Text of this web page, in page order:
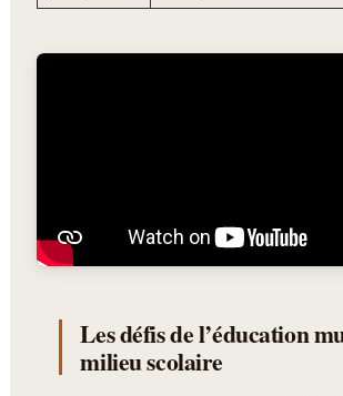
Les défis de l’éducation
milieu scolaire